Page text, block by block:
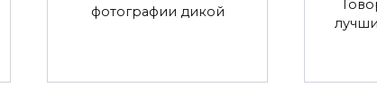
фотографии дикой